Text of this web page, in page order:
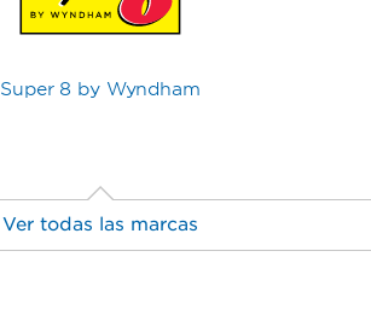
Super 8 by Wyndham
Ver todas las marcas